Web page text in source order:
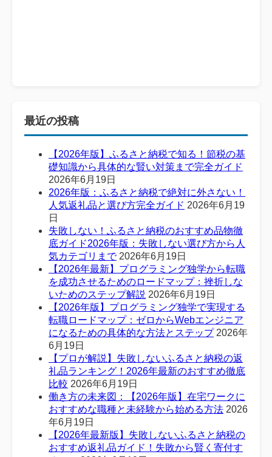
最近の投稿
【2026年版】ふるさと納税で知る！節税の基
礎知識から具体的な賢い対策まで完全ガイド
2026年6月19日
2026年版：ふるさと納税で絶対に外さない！
人気返礼品と選び方完全ガイド 2026年6月19
日
失敗しない！ふるさと納税のおすすめ品物徹
底ガイド2026年版：失敗しない選び方から人
気カテゴリまで 2026年6月19日
【2026年最新】プログラミング独学から転職
を成功させるためのロードマップ：挫折しな
いためのステップ解説 2026年6月19日
【2026年版】プログラミング独学で実現する
転職ロードマップ：ゼロからWebエンジニア
になるための具体的な方法とステップ 2026年
6月19日
【プロが解説】失敗しないふるさと納税の返
礼品ランキング！2026年最新のおすすめ徹底
比較 2026年6月19日
働き方の未来図：【2026年版】在宅ワークに
おすすめな職種と未経験から始める方法 2026
年6月19日
【2026年最新版】失敗しないふるさと納税の
おすすめ返礼品ガイド！失敗から賢く寄付す